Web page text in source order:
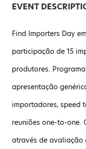
EVENT
Find Importers Day
participação de 15
produtores.
apresentação
importadores, speed
reuniões one-to-
através de avaliação